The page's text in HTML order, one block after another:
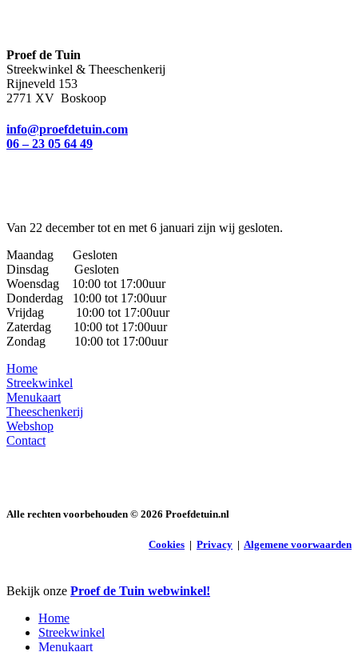
Proef de Tuin
Streekwinkel & Theeschenkerij
Rijneveld 153
2771 XV Boskoop
info@proefdetuin.com
06 – 23 05 64 49
Van 22 december tot en met 6 januari zijn wij gesloten.
Maandag Gesloten
Dinsdag Gesloten
Woensdag 10:00 tot 17:00uur
Donderdag 10:00 tot 17:00uur
Vrijdag 10:00 tot 17:00uur
Zaterdag 10:00 tot 17:00uur
Zondag 10:00 tot 17:00uur
Home
Streekwinkel
Menukaart
Theeschenkerij
Webshop
Contact
Alle rechten voorbehouden © 2026 Proefdetuin.nl
Cookies | Privacy | Algemene voorwaarden
Close
Bekijk onze Proef de Tuin webwinkel!
Home
Streekwinkel
Menukaart